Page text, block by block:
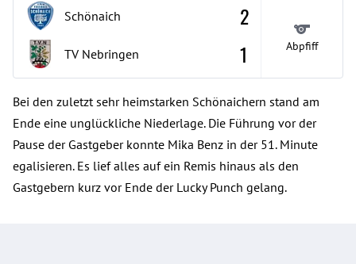
Schönaich
TV Nebringen
2
1
Abpfiff
Bei den zuletzt sehr heimstarken Schönaichern stand am
Ende eine unglückliche Niederlage. Die Führung vor der
Pause der Gastgeber konnte Mika Benz in der 51. Minute
egalisieren. Es lief alles auf ein Remis hinaus als den
Gastgebern kurz vor Ende der Lucky Punch gelang.